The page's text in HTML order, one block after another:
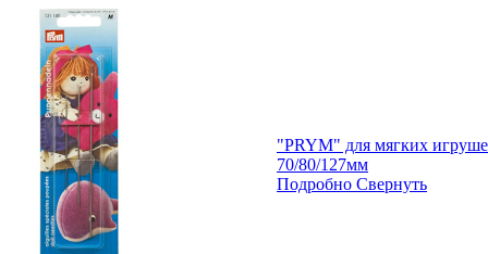
"PRYM" для мягких
70/80/127мм
Подробно Свернуть